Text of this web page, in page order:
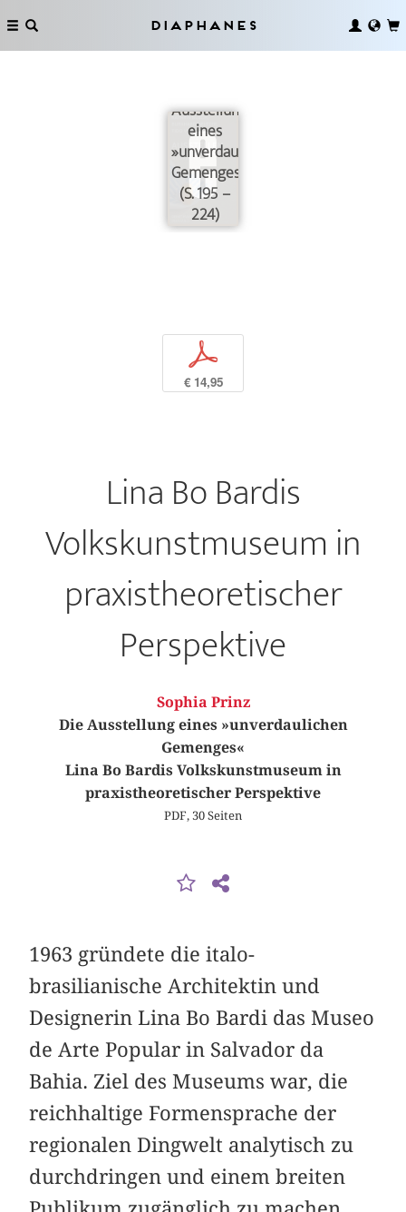
Diaphanes
Ausstellung
eines
»unverdaulichen
Gemenges«
(S. 195 –
224)
p
€ 14,95
Lina Bo Bardis
Volkskunstmuseum in
praxistheoretischer
Perspektive
Sophia Prinz
Die Ausstellung eines »unverdaulichen
Gemenges«
Lina Bo Bardis Volkskunstmuseum in
praxistheoretischer Perspektive
PDF, 30 Seiten
1963 gründete die italo-
brasilianische Architektin und
Designerin Lina Bo Bardi das Museo
de Arte Popular in Salvador da
Bahia. Ziel des Museums war, die
reichhaltige Formensprache der
regionalen Dingwelt analytisch zu
durchdringen und einem breiten